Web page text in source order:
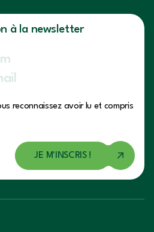
à la newsletter
reconnaissez avoir lu et compris